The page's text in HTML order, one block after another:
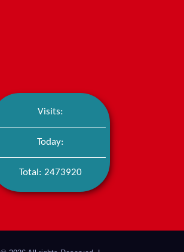
Visits:
Today:
Total: 2473920